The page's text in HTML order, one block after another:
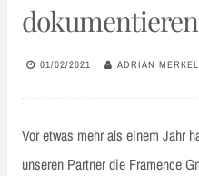
dokumentieren
01/02/2021 ADRIAN MERKEL
Vor etwas mehr als einem Jahr
unseren Partner die Framence